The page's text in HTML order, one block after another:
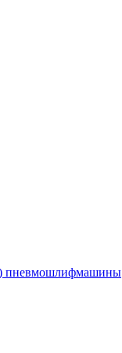
пневмошлифмашины